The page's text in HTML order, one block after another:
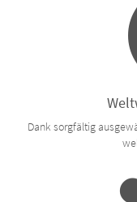
Dank sorgfältig